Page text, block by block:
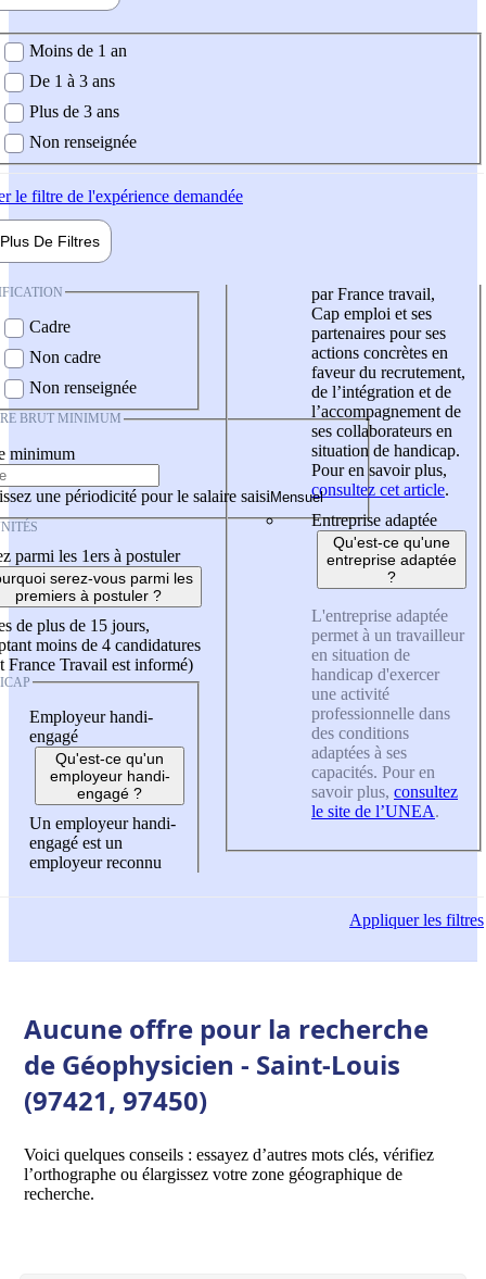
demandée
Moins de 1 an
De 1 à 3 ans
Plus de 3 ans
Non renseignée
le filtre de l'expérience demandée
Plus De Filtres
Cadre
Non cadre
Non renseignée
BRUT MINIMUM
minimum
une périodicité pour le salaire saisi
parmi les 1ers à postuler
serez-vous parmi les
premiers à postuler ?
de plus de 15 jours,
moins de 4 candidatures
France Travail est informé)
Employeur handi-
engagé
Qu'est-ce qu'un
employeur handi-
engagé ?
Un employeur handi-
engagé est un
employeur reconnu
par France travail,
Cap emploi et ses
partenaires pour ses
actions concrètes en
faveur du recrutement,
de l’intégration et de
l’accompagnement de
ses collaborateurs en
situation de handicap.
Pour en savoir plus,
consultez cet article.
Entreprise adaptée
Qu'est-ce qu'une
entreprise adaptée
?
L'entreprise adaptée
permet à un travailleur
en situation de
handicap d'exercer
une activité
professionnelle dans
des conditions
adaptées à ses
capacités. Pour en
savoir plus, consultez
le site de l’UNEA.
Appliquerles filtres
Aucune offre pour la recherche
de Géophysicien - Saint-Louis
(97421, 97450)
Voici quelques conseils : essayez d’autres mots clés, vérifiez
l’orthographe ou élargissez votre zone géographique de
recherche.